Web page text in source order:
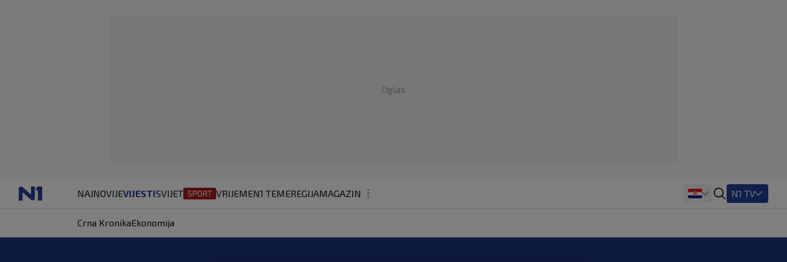
Oglas
NAJNOVIJEVIJESTISVIJET VRIJEMEN1 TEMEREGIJAMAGAZIN
KOLUMNE
N1 TV
Crna KronikaEkonomija